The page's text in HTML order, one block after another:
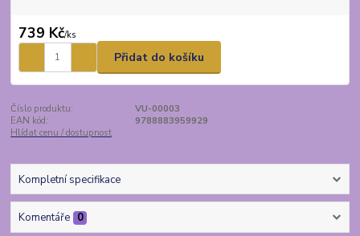
739 Kč/ks
Přidat do košíku
Číslo produktu:
VU-00003
EAN kód:
9788883959929
Hlídat cenu / dostupnost
Kompletní specifikace
Komentáře 0